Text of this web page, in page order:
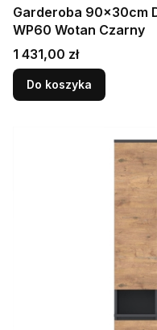
Garderoba 90x30cm
WP60 Wotan Czarny
Cena
1 431,00 zł
Do koszyka